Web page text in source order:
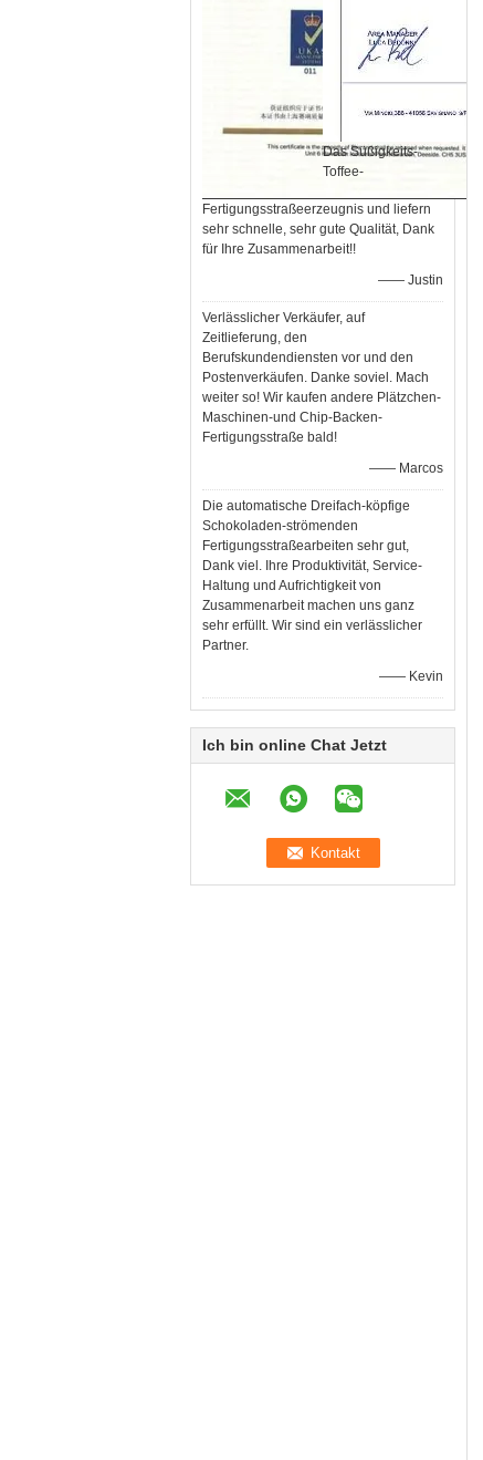
Das Süßigkeits-
Toffee-
Fertigungsstraßeerzeugnis und liefern
sehr schnelle, sehr gute Qualität, Dank
für Ihre Zusammenarbeit!!
—— Justin
Verlässlicher Verkäufer, auf
Zeitlieferung, den
Berufskundendiensten vor und den
Postenverkäufen. Danke soviel. Mach
weiter so! Wir kaufen andere Plätzchen-
Maschinen-und Chip-Backen-
Fertigungsstraße bald!
—— Marcos
Die automatische Dreifach-köpfige
Schokoladen-strömenden
Fertigungsstraßearbeiten sehr gut,
Dank viel. Ihre Produktivität, Service-
Haltung und Aufrichtigkeit von
Zusammenarbeit machen uns ganz
sehr erfüllt. Wir sind ein verlässlicher
Partner.
—— Kevin
Ich bin online Chat Jetzt